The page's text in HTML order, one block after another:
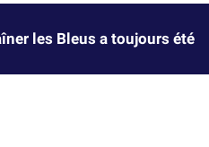
les Bleus a toujours été